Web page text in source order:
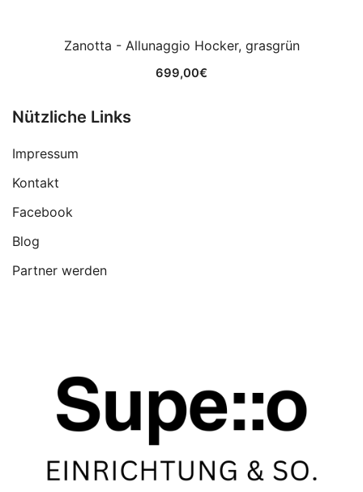
Zanotta - Allunaggio Hocker, grasgrün
699,00€
Nützliche Links
Impressum
Kontakt
Facebook
Blog
Partner werden